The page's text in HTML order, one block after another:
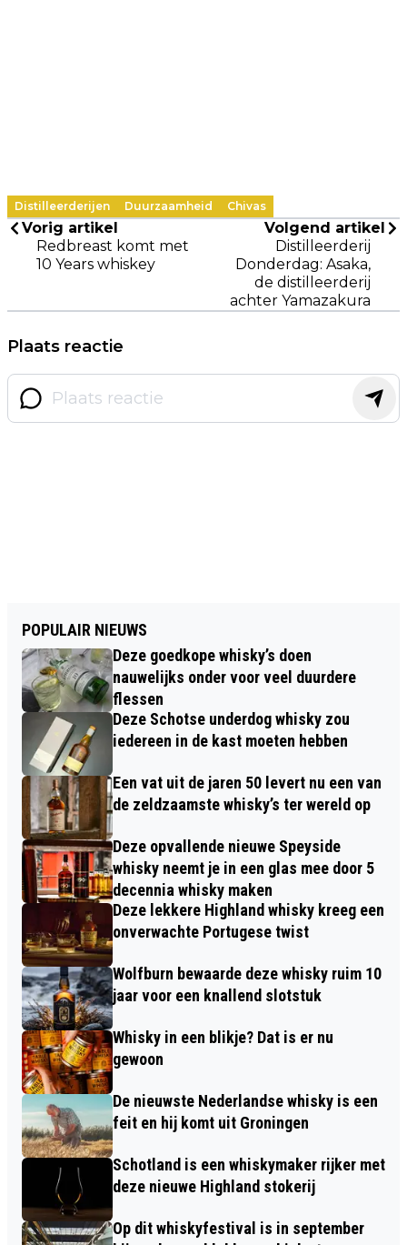
Distilleerderijen Duurzaamheid Chivas
Vorig artikel
Redbreast komt met
10 Years whiskey
Volgend artikel
Distilleerderij
Donderdag: Asaka,
de distilleerderij
achter Yamazakura
Plaats reactie
POPULAIR NIEUWS
Deze goedkope whisky’s doen
nauwelijks onder voor veel duurdere
flessen
Deze Schotse underdog whisky zou
iedereen in de kast moeten hebben
Een vat uit de jaren 50 levert nu een van
de zeldzaamste whisky’s ter wereld op
Deze opvallende nieuwe Speyside
whisky neemt je in een glas mee door 5
decennia whisky maken
Deze lekkere Highland whisky kreeg een
onverwachte Portugese twist
Wolfburn bewaarde deze whisky ruim 10
jaar voor een knallend slotstuk
Whisky in een blikje? Dat is er nu
gewoon
De nieuwste Nederlandse whisky is een
feit en hij komt uit Groningen
Schotland is een whiskymaker rijker met
deze nieuwe Highland stokerij
Op dit whiskyfestival is in september